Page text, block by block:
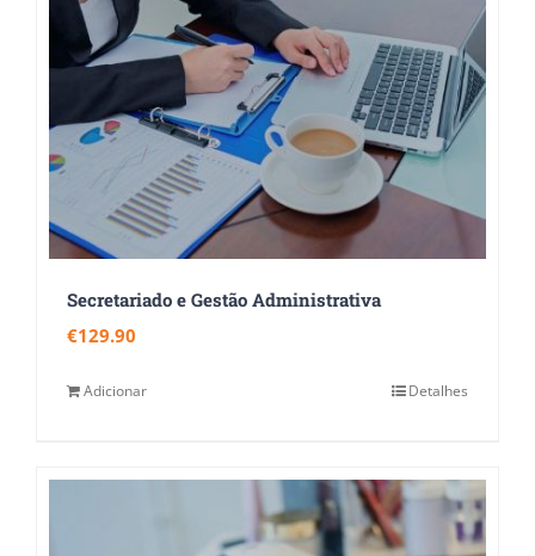
Secretariado e Gestão Administrativa
€129.90
Adicionar Detalhes